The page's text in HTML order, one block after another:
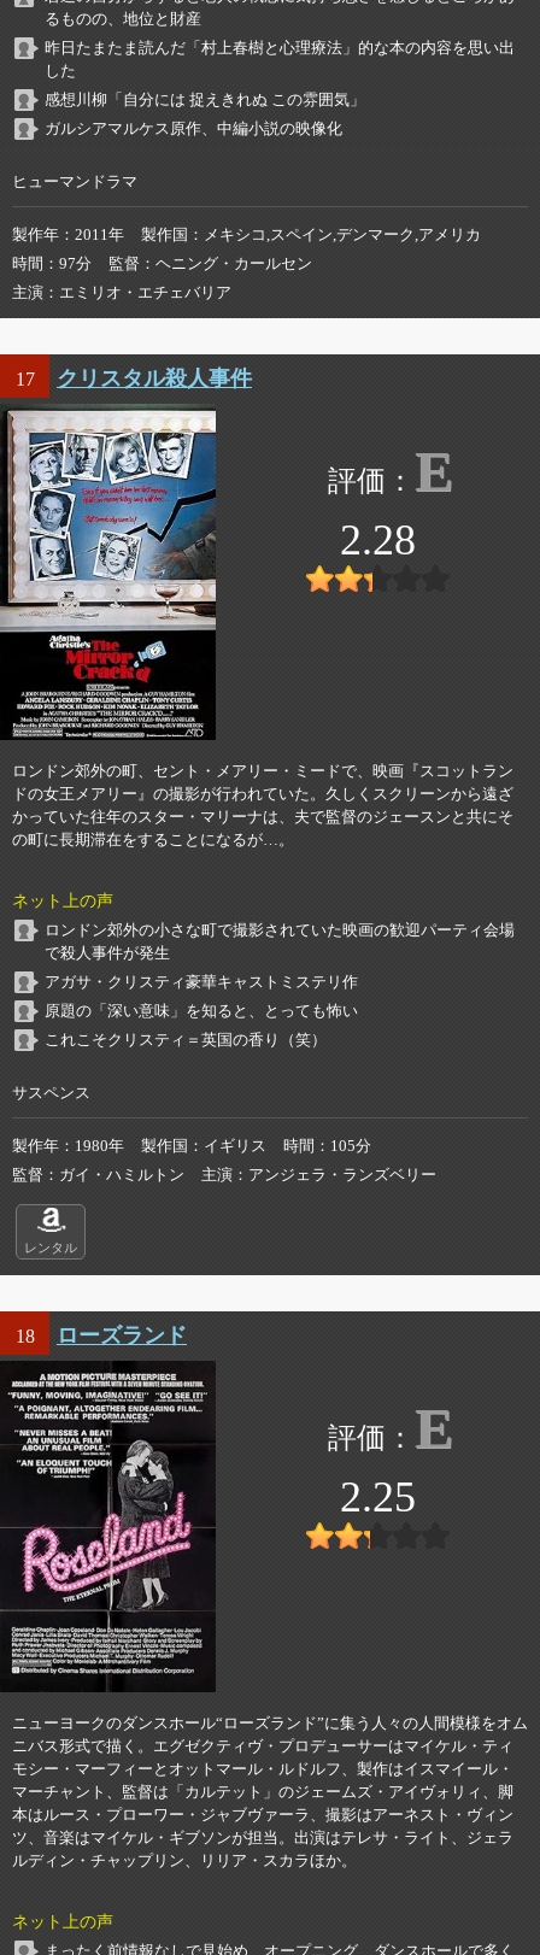
るものの、地位と財産
昨日たまたま読んだ「村上春樹と心理療法」的な本の内容を思い出
した
感想川柳「自分には 捉えきれぬ この雰囲気」
ガルシアマルケス原作、中編小説の映像化
ヒューマンドラマ
製作年 2011年 製作国
メキシコ,スペイン,デンマーク,アメリカ
時間
97分 監督
ヘニング・カールセン
主演
エミリオ・エチェバリア
17 クリスタル殺人事件
E
2.28
ロンドン郊外の町、セント・メアリー・ミードで、映画『スコットラン
ドの女王メアリー』の撮影が行われていた。久しくスクリーンから遠ざ
かっていた往年のスター・マリーナは、夫で監督のジェースンと共にそ
の町に長期滞在をすることになるが…。
ネット上の声
ロンドン郊外の小さな町で撮影されていた映画の歓迎パーティ会場
で殺人事件が発生
アガサ・クリスティ豪華キャストミステリ作
原題の「深い意味」を知ると、とっても怖い
これこそクリスティ＝英国の香り（笑）
サスペンス
製作年 1980年 製作国 イギリス 時間
105分
監督
ガイ・ハミルトン 主演 アンジェラ・ランズベリー
レンタル
18 ローズランド
E
2.25
ニューヨークのダンスホール“ローズランド”に集う人々の人間模様をオム
ニバス形式で描く。エグゼクティヴ・プロデューサーはマイケル・ティ
モシー・マーフィーとオットマール・ルドルフ、製作はイスマイール・
マーチャント、監督は「カルテット」のジェームズ・アイヴォリィ、脚
本はルース・プローワー・ジャブヴァーラ、撮影はアーネスト・ヴィン
ツ、音楽はマイケル・ギブソンが担当。出演はテレサ・ライト、ジェラ
ルディン・チャップリン、リリア・スカラほか。
ネット上の声